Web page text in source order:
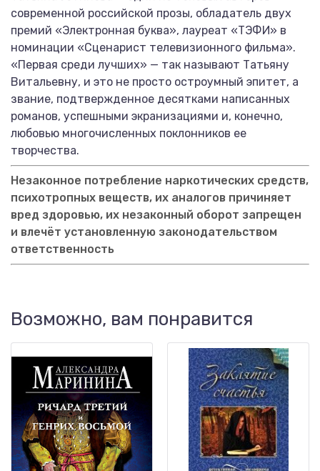
современной российской прозы, обладатель двух
премий «Электронная буква», лауреат «ТЭФИ» в
номинации «Сценарист телевизионного фильма».
«Первая среди лучших» — так называют Татьяну
Витальевну, и это не просто остроумный эпитет, а
звание, подтвержденное десятками написанных
романов, успешными экранизациями и, конечно,
любовью многочисленных поклонников ее
творчества.
Незаконное потребление наркотических средств,
психотропных веществ, их аналогов причиняет
вред здоровью, их незаконный оборот запрещен
и влечёт установленную законодательством
ответственность
Возможно, вам понравится